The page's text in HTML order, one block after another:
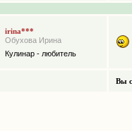
irina***
Обухова Ирина
Кулинар - любитель
Вы